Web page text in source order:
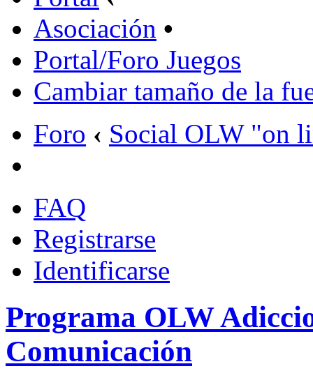
Asociación •
Portal/Foro Juegos
Cambiar tamaño de la
Foro ‹ Social OLW "on
FAQ
Registrarse
Identificarse
Programa OLW
Comunicación